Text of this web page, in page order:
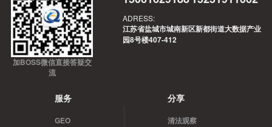
加BOSS微信直接答疑交
流
ADRESS:
江苏省盐城市城南新区新都街道大数据产业
园8号楼407-412
服务
GEO
分享
清法观察